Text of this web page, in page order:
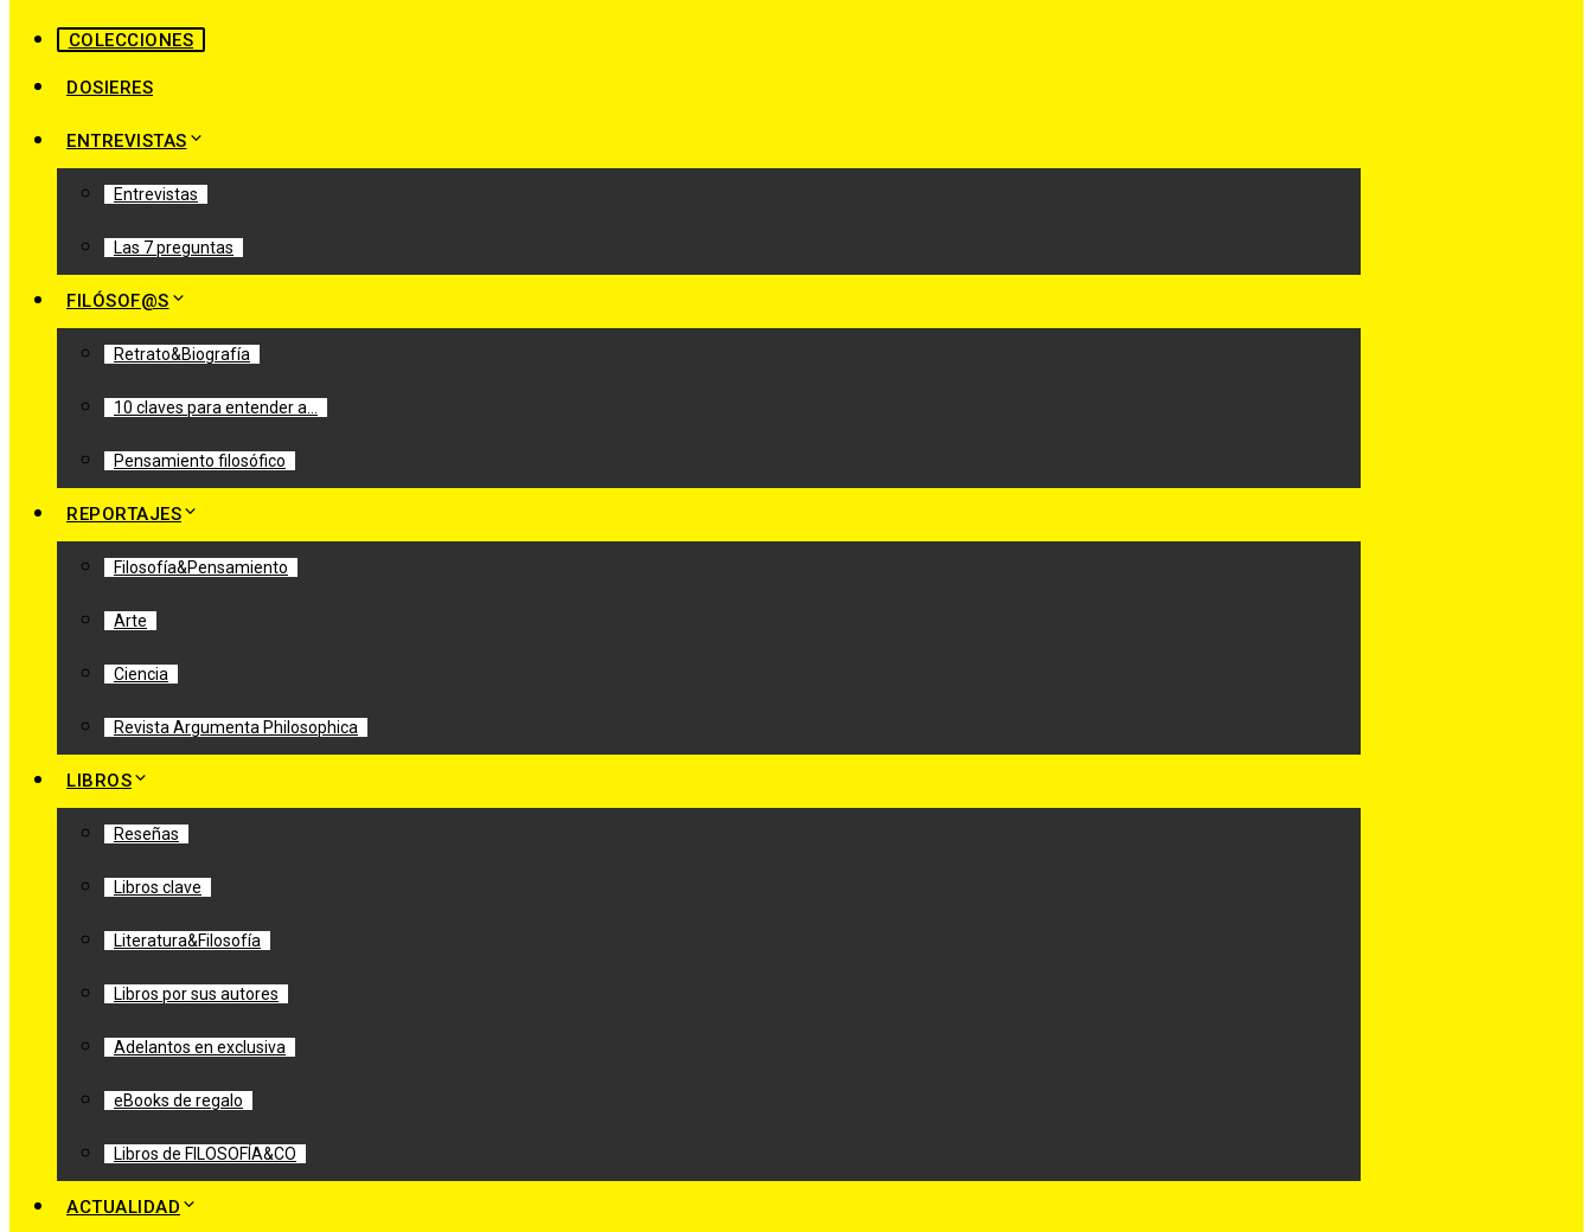
COLECCIONES
DOSIERES
ENTREVISTAS
Entrevistas
Las 7 preguntas
FILÓSOF@S
Retrato&Biografía
10 claves para entender a…
Pensamiento filosófico
REPORTAJES
Filosofía&Pensamiento
Arte
Ciencia
Revista Argumenta Philosophica
LIBROS
Reseñas
Libros clave
Literatura&Filosofía
Libros por sus autores
Adelantos en exclusiva
eBooks de regalo
Libros de FILOSOFÍA&CO
ACTUALIDAD